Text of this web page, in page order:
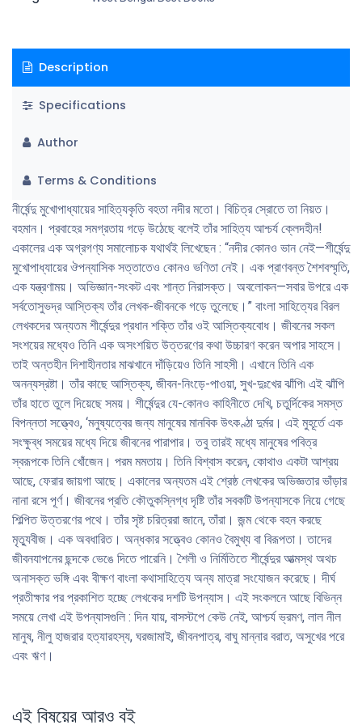
উপন্যাসকে নিয়ে গেছে শিল্পিত উত্তরণের পথে। তাঁর সৃষ্ট চরিত্ররা জানে, তাঁরা। জন্ম থেকে
অনাসক্ত ভঙ্গি এবং বীক্ষণ বাংলা কথাসাহিত্যে অন্য মাত্রা সংযােজন করেছে। দীর্ঘ
প্রতীক্ষার পর প্রকাশিত হচ্ছে লেখকের দশটি উপন্যাস। এই সংকলনে আছে বিভিন্ন
সময়ে লেখা এই উপন্যাসগুলি : দিন যায়, বাসস্টপে কেউ নেই, আশ্চর্য ভ্রমণ, লাল নীল
এবং ঋণ।
Description
Specifications
Author
Terms & Conditions
নীর্ষেন্দু মুখােপাধ্যায়ের সাহিত্যকৃতি বহতা নদীর মতাে। বিচিত্র স্রোতে তা নিয়ত।
বহমান। প্রবাহের সমগ্রতায় গড়ে উঠেছে বলেই তাঁর সাহিত্য আশ্চর্য ক্লেদহীন!
একালের এক অগ্রগণ্য সমালােচক যথার্থই লিখেছেন : “নদীর কোনও ভান নেই—শীর্ষেন্দু
মুখােপাধ্যায়ের ঔপন্যাসিক সত্তাতেও কোনও ভণিতা নেই। এক প্রাণবন্ত শৈশবস্মৃতি,
এক যন্ত্রণাময়। অভিজ্ঞান-সংকট এবং শান্ত নিরাসক্ত। অবলােকন—সবার উপরে এক
সর্বতােসুভদ্র আস্তিক্য তাঁর লেখক-জীবনকে গড়ে তুলেছে।” বাংলা সাহিত্যের বিরল
লেখকদের অন্যতম শীর্ষেন্দুর প্রধান শক্তি তাঁর ওই আস্তিক্যবােধ। জীবনের সকল
সংশয়ের মধ্যেও তিনি এক অসংশয়িত উত্তরণের কথা উচ্চারণ করেন অপার সাহসে।
তাই অন্তহীন দিশাহীনতার মাঝখানে দাঁড়িয়েও তিনি সাহসী। এখানে তিনি এক
অনন্যস্রষ্টা। তাঁর কাছে আস্তিক্য, জীবন-নিংড়ে-পাওয়া, সুখ-দুঃখের ঝাঁপি৷ এই ঝাঁপি
তাঁর হাতে তুলে দিয়েছে সময়। শীর্ষেন্দুর যে-কোনও কাহিনীতে দেখি, চতুর্দিকের সমস্ত
বিপন্নতা সত্ত্বেও, ‘মনুষ্যত্বের জন্য মানুষের মানবিক উৎকণ্ঠা দুর্মর। এই মুহূর্তে এক
সংক্ষুব্ধ সময়ের মধ্যে দিয়ে জীবনের পারাপার। তবু তারই মধ্যে মানুষের পবিত্র
স্বরূপকে তিনি খোঁজেন। পরম মমতায়। তিনি বিশ্বাস করেন, কোথাও একটা আশ্রয়
আছে, ফেরার জায়গা আছে। একালের অন্যতম এই শ্রেষ্ঠ লেখকের অভিজ্ঞতার ভাঁড়ার
নানা রসে পূর্ণ। জীবনের প্রতি কৌতুকস্নিগ্ধ দৃষ্টি তাঁর সবকটি উপন্যাসকে নিয়ে গেছে
শিল্পিত উত্তরণের পথে। তাঁর সৃষ্ট চরিত্ররা জানে, তাঁরা। জন্ম থেকে বহন করছে
মৃত্যুবীজ। এক অবধারিত। অন্ধকার সত্ত্বেও কোনও বৈমুখ্য বা বিরূপতা। তাদের
জীবনযাপনের ছন্দকে ভেঙে দিতে পারেনি। শৈলী ও নির্মিতিতে শীর্ষেন্দুর আত্মস্থ অথচ
অনাসক্ত ভঙ্গি এবং বীক্ষণ বাংলা কথাসাহিত্যে অন্য মাত্রা সংযােজন করেছে। দীর্ঘ
প্রতীক্ষার পর প্রকাশিত হচ্ছে লেখকের দশটি উপন্যাস। এই সংকলনে আছে বিভিন্ন
সময়ে লেখা এই উপন্যাসগুলি : দিন যায়, বাসস্টপে কেউ নেই, আশ্চর্য ভ্রমণ, লাল নীল
মানুষ, নীলু হাজরার হত্যারহস্য, ঘরজামাই, জীবনপাত্র, বাঘু মান্নার বরাত, অসুখের পরে
এবং ঋণ।
এই বিষয়ের আরও বই